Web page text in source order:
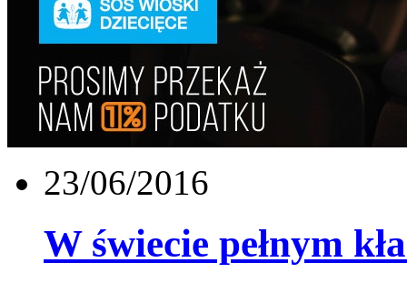
23/06/2016
W świecie pełnym